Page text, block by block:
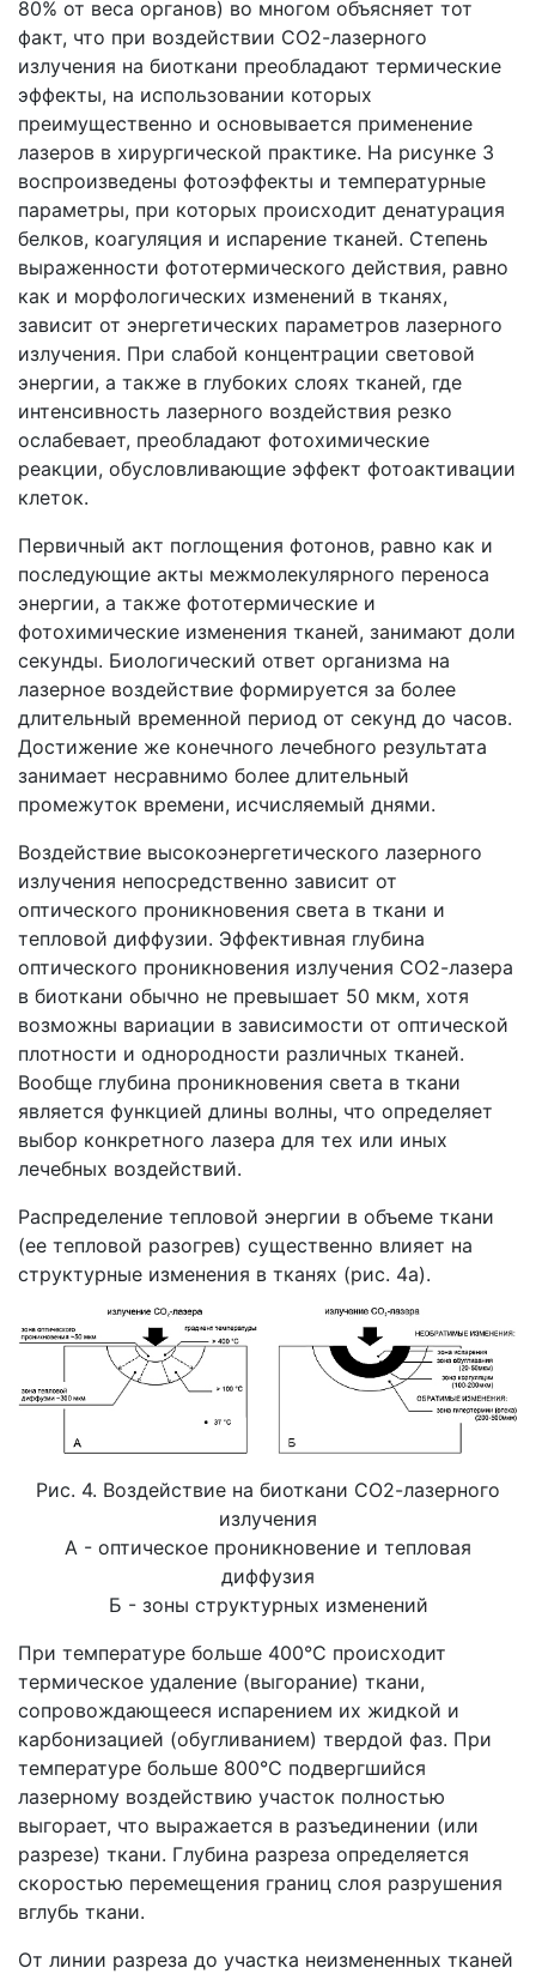
80% от веса органов) во многом объясняет тот
факт, что при воздействии СО2-лазерного
излучения на биоткани преобладают термические
эффекты, на использовании которых
преимущественно и основывается применение
лазеров в хирургической практике. На рисунке 3
воспроизведены фотоэффекты и температурные
параметры, при которых происходит денатурация
белков, коагуляция и испарение тканей. Степень
выраженности фототермического действия, равно
как и морфологических изменений в тканях,
зависит от энергетических параметров лазерного
излучения. При слабой концентрации световой
энергии, а также в глубоких слоях тканей, где
интенсивность лазерного воздействия резко
ослабевает, преобладают фотохимические
реакции, обусловливающие эффект фотоактивации
клеток.
Первичный акт поглощения фотонов, равно как и
последующие акты межмолекулярного переноса
энергии, а также фототермические и
фотохимические изменения тканей, занимают доли
секунды. Биологический ответ организма на
лазерное воздействие формируется за более
длительный временной период от секунд до часов.
Достижение же конечного лечебного результата
занимает несравнимо более длительный
промежуток времени, исчисляемый днями.
Воздействие высокоэнергетического лазерного
излучения непосредственно зависит от
оптического проникновения света в ткани и
тепловой диффузии. Эффективная глубина
оптического проникновения излучения СО2-лазера
в биоткани обычно не превышает 50 мкм, хотя
возможны вариации в зависимости от оптической
плотности и однородности различных тканей.
Вообще глубина проникновения света в ткани
является функцией длины волны, что определяет
выбор конкретного лазера для тех или иных
лечебных воздействий.
Распределение тепловой энергии в объеме ткани
(ее тепловой разогрев) существенно влияет на
структурные изменения в тканях (рис. 4а).
Рис. 4. Воздействие на биоткани СО2-лазерного
излучения
А - оптическое проникновение и тепловая
диффузия
Б - зоны структурных изменений
При температуре больше 400°С происходит
термическое удаление (выгорание) ткани,
сопровождающееся испарением их жидкой и
карбонизацией (обугливанием) твердой фаз. При
температуре больше 800°С подвергшийся
лазерному воздействию участок полностью
выгорает, что выражается в разъединении (или
разрезе) ткани. Глубина разреза определяется
скоростью перемещения границ слоя разрушения
вглубь ткани.
От линии разреза до участка неизмененных тканей